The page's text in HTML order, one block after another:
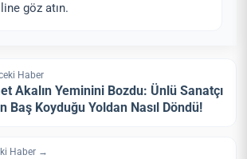
göz atın.
Haber
Akalın Yeminini Bozdu: Ünlü Sanatçı
Baş Koyduğu Yoldan Nasıl Döndü!
Haber →